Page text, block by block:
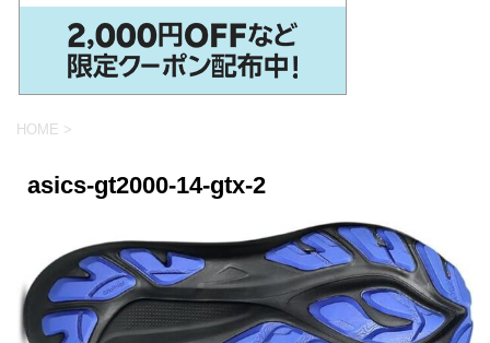
HOME >
asics-gt2000-14-gtx-2